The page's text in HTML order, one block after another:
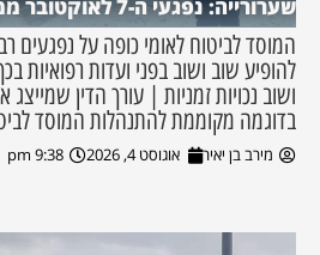
שערורייה: נפגעי ה-7 לאוקטובר ממשיכים להיפגע
להופיע שוב ושוב בפני ועדות רפואיות
ושוב נכויות זמניות | עורך הדין
בדוגמה מקוממת להתנהלות המוסד
מירב בן יאיר אוגוסט 4, 2026 9:38 pm